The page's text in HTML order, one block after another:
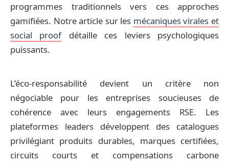
programmes traditionnels vers ces approches
gamifiées. Notre article sur les mécaniques virales et
social proofdétaille ces leviers psychologiques
puissants.
L’éco-responsabilité devient un critère non
négociable pour les entreprises soucieuses de
cohérence avec leurs engagements RSE. Les
plateformes leaders développent des catalogues
privilégiant produits durables, marques certifiées,
circuits courts et compensations carbone